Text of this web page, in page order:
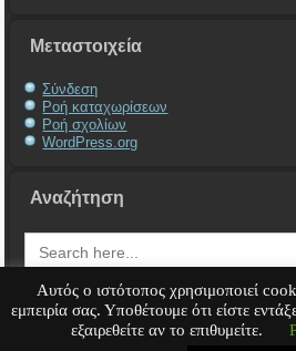
Μεταστοιχεία
Σύνδεση
Ροή καταχωρίσεων
Ροή σχολίων
WordPress.org
Αναζήτηση
Search
for:
Service Υπολογιστή Service Laptop Service
Αυτός ο ιστότοπος χρησιμοποιεί
εμπειρία σας. Υποθέτουμε ότι είστε
εξαιρεθείτε αν το επιθυμείτε.